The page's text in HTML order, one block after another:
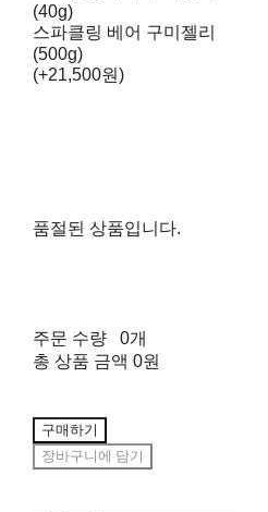
(40g)
스파클링 베어 구미젤리
(500g)
(+21,500원)
품절된 상품입니다.
주문 수량
0개
총 상품 금액 0원
구매하기
장바구니에 담기